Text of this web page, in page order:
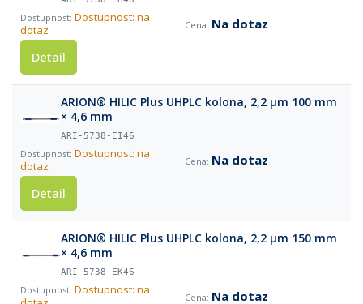
Dostupnost: na
dotaz
Na dotaz
Detail
ARION® HILIC Plus UHPLC kolona, 2,2 µm 100 mm
× 4,6 mm
ARI-5738-EI46
Dostupnost: na
dotaz
Na dotaz
Detail
ARION® HILIC Plus UHPLC kolona, 2,2 µm 150 mm
× 4,6 mm
ARI-5738-EK46
Dostupnost: na
Na dotaz